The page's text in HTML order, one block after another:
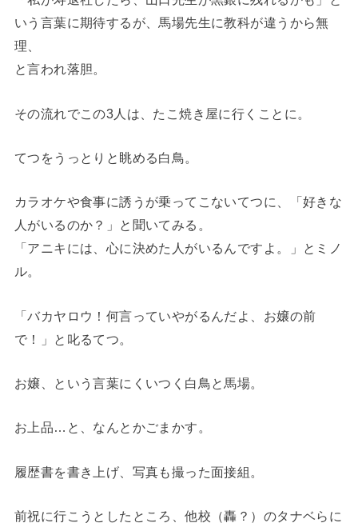
いう言葉に期待するが、馬場先生に教科が違うから無
理、
と言われ落胆。
その流れでこの3人は、たこ焼き屋に行くことに。
てつをうっとりと眺める白鳥。
カラオケや食事に誘うが乗ってこないてつに、「好きな
人がいるのか？」と聞いてみる。
「アニキには、心に決めた人がいるんですよ。」とミノ
ル。
「バカヤロウ！何言っていやがるんだよ、お嬢の前
で！」と叱るてつ。
お嬢、という言葉にくいつく白鳥と馬場。
お上品…と、なんとかごまかす。
履歴書を書き上げ、写真も撮った面接組。
前祝に行こうとしたところ、他校（轟？）のタナベらに